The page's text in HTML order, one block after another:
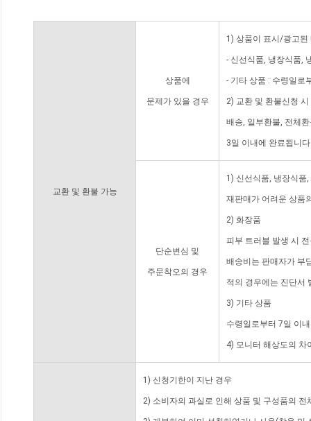
교환 및 환불 가능
상품에
문제가 있을 경우
1) 상품이 표시/광고된
- 신선식품, 냉장식품,
- 기타 상품 : 수령일로
2) 교환 및 환불신청
배송, 일부환불, 전체
3일 이내에 완료됩니
단순변심 및
주문착오의 경우
1) 신선식품, 냉장식품
재판매가 어려운 상품
2) 화장품
피부 트러블 발생 시
배송비는 판매자가 부
적의 경우에는 진단서
3) 기타 상품
수령일로부터 7일 이
4) 모니터 해상도의 차
1) 신청기한이 지난 경우
2) 소비자의 과실로 인해 상품 및 구성품의